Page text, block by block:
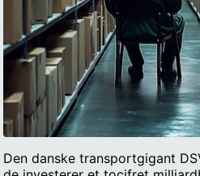
Den danske transportgigant